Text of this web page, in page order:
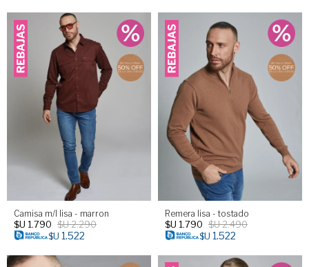
Camisa m/l lisa - marron
$U 1.790 $U2.290
$U 1.522
Remera lisa - tostado
$U 1.790 $U2.490
$U 1.522